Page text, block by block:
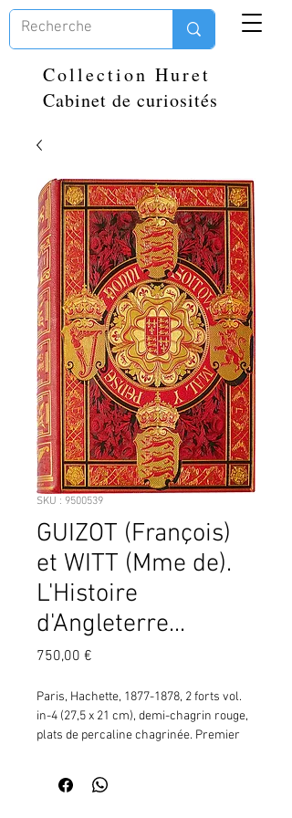
Collection Huret
Cabinet de curiosités
SKU : 9500539
GUIZOT (François)
et WITT (Mme de).
L'Histoire
d'Angleterre...
750,00 €
Paris, Hachette, 1877-1878, 2 forts vol.
in-4 (27,5 x 21 cm), demi-chagrin rouge,
plats de percaline chagrinée. Premier
floral portant au centre un blason
écartelé de France et d'Angleterre (trois